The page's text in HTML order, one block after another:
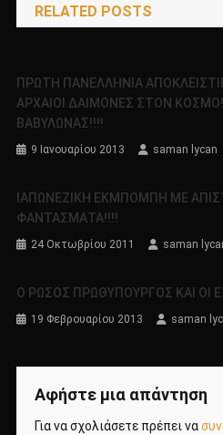
RELATED POSTS
ΠΡΩΤΗ ΠΑΝΕΛΛΗΝΙΑ
ΑΡΧΑΙΟΙ ΔΑΙΜΟΝΕΣ ΣΤΟΝ
ΒΑΒΥΛΩΝΑΣ!!!!
9 Ιανουαρίου 2013 saman lycan
ΙΑΠΩΝΕΖΙΚΗ ΕΚΜΠΟΜΠΗ ΜΕ
ΦΑΝΤΑΣΜΑΤΑ!!!!
24 Οκτωβρίου 2011 saman
Ο ΡΩΣΟΣ ΠΡΩΘΥΠΟΥΡΓΟΣ ΚΑΙ ΟΙ
19 Φεβρουαρίου 2013 saman
Αφήστε μια απάντηση
Για να σχολιάσετε πρέπει να